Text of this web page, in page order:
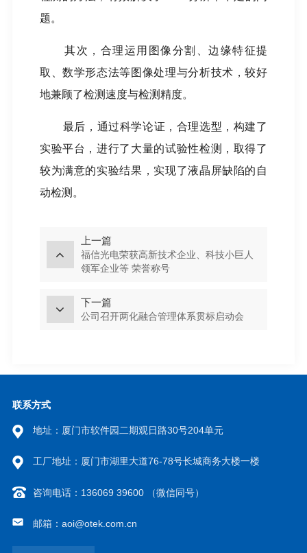
题。
其次，合理运用图像分割、边缘特征提
取、数学形态法等图像处理与分析技术，较好
地兼顾了检测速度与检测精度。
最后，通过科学论证，合理选型，构建了
实验平台，进行了大量的试验性检测，取得了
较为满意的实验结果，实现了液晶屏缺陷的自
动检测。
上一篇
福信光电荣获高新技术企业、科技小巨人
领军企业等 荣誉称号
下一篇
公司召开两化融合管理体系贯标启动会
联系方式
地址：厦门市软件园二期观日路30号204单元
工厂地址：厦门市湖里大道76-78号长城商务大楼一楼
咨询电话：136069 39600 （微信同号）
邮箱：aoi@otek.com.cn